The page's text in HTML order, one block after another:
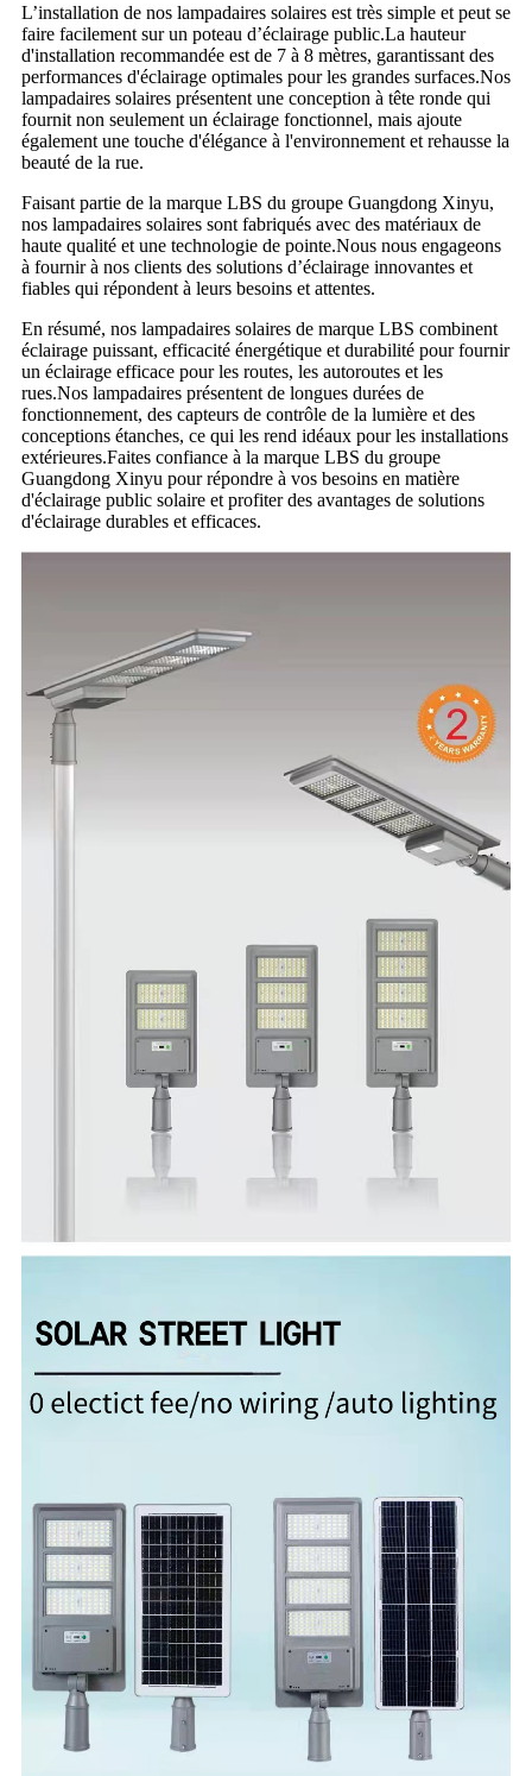
L’installation de nos lampadaires solaires est très simple et peut se
faire facilement sur un poteau d’éclairage public.La hauteur
d'installation recommandée est de 7 à 8 mètres, garantissant des
performances d'éclairage optimales pour les grandes surfaces.Nos
lampadaires solaires présentent une conception à tête ronde qui
fournit non seulement un éclairage fonctionnel, mais ajoute
également une touche d'élégance à l'environnement et rehausse la
beauté de la rue.
Faisant partie de la marque LBS du groupe Guangdong Xinyu,
nos lampadaires solaires sont fabriqués avec des matériaux de
haute qualité et une technologie de pointe.Nous nous engageons
à fournir à nos clients des solutions d’éclairage innovantes et
fiables qui répondent à leurs besoins et attentes.
En résumé, nos lampadaires solaires de marque LBS combinent
éclairage puissant, efficacité énergétique et durabilité pour fournir
un éclairage efficace pour les routes, les autoroutes et les
rues.Nos lampadaires présentent de longues durées de
fonctionnement, des capteurs de contrôle de la lumière et des
conceptions étanches, ce qui les rend idéaux pour les installations
extérieures.Faites confiance à la marque LBS du groupe
Guangdong Xinyu pour répondre à vos besoins en matière
d'éclairage public solaire et profiter des avantages de solutions
d'éclairage durables et efficaces.